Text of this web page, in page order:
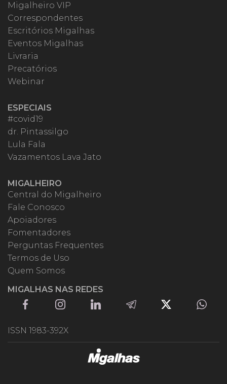
Migalheiro VIP
Correspondentes
Escritórios Migalhas
Eventos Migalhas
Livraria
Precatórios
Webinar
ESPECIAIS
#covid19
dr. Pintassilgo
Lula Fala
Vazamentos Lava Jato
MIGALHEIRO
Central do Migalheiro
Fale Conosco
Apoiadores
Fomentadores
Perguntas Frequentes
Termos de Uso
Quem Somos
MIGALHAS NAS REDES
ISSN 1983-392X